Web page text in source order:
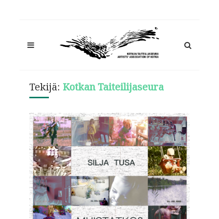
Tekijä: Kotkan Taiteilijaseura